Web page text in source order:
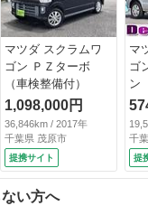
マツダ スクラムワ
ゴン ＰＺターボ
（車検整備付）
1,098,000円
36,846km / 2017年
千葉県 茂原市
提携サイト
マ
ゴ
ン
ー
レ
年
認
き
千
提
い方へ